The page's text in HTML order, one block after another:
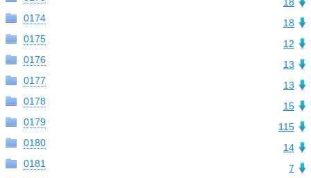
18
18
0174
12
0175
13
0176
13
0177
15
0178
115
0179
14
0180
7
0181